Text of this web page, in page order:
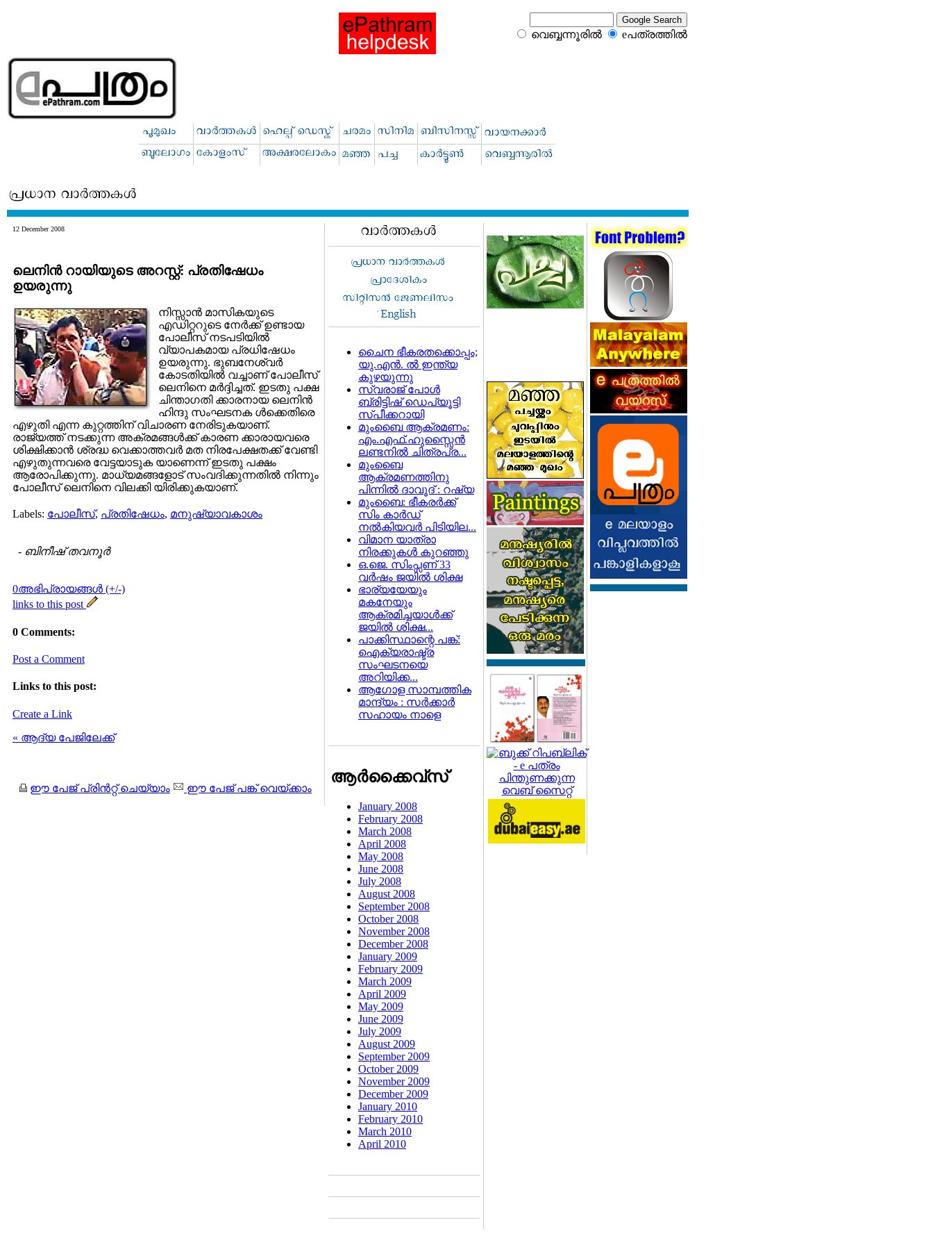
വെബ്ബന്നൂരില്‍ eപത്രത്തില്‍
12 December 2008
ലെനിന്‍ റായിയുടെ അറസ്റ്റ്: പ്രതിഷേധം
ഉയരുന്നു
നിസ്സാന്‍ മാസികയുടെ
എഡിറ്ററുടെ നേര്‍ക്ക് ഉണ്ടായ
പോലീസ് നടപടിയില്‍
വ്യാപകമായ പ്രധിഷേധം
ഉയരുന്നു. ഭുബനേശ്വര്‍
കോടതിയില്‍ വച്ചാണ് പോലീസ്
ലെനിനെ മര്‍ദ്ദിച്ചത്. ഇടതു പക്ഷ
ചിന്താഗതി ക്കാരനായ ലെനിന്‍
ഹിന്ദു സംഘടനക ള്‍ക്കെതിരെ
എഴുതി എന്ന കുറ്റത്തിന് വിചാരണ നേരിടുകയാണ്.
രാജ്യത്ത് നടക്കുന്ന അക്രമങ്ങള്‍ക്ക് കാരണ ക്കാരാ‍യവരെ
ശിക്ഷിക്കാന്‍ ശ്രദ്ധ വെക്കാത്തവര്‍ മത നിരപേക്ഷതക്ക് വേണ്ടി
എഴുതുന്നവരെ വേട്ടയാടുക യാണെന്ന് ഇടതു പക്ഷം
ആരോപിക്കുന്നു. മാധ്യമങ്ങളോട് സംവദിക്കുന്നതില്‍ നിന്നും
പോലീസ് ലെനിനെ വിലക്കി യിരിക്കുകയാണ്.
Labels: പോലീസ്, പ്രതിഷേധം, മനുഷ്യാവകാശം
- ബിനീഷ് തവനൂര്‍
0അഭിപ്രായങ്ങള്‍ (+/-)
links to this post
0 Comments:
Post a Comment
Links to this post:
Create a Link
« ആദ്യ പേജിലേക്ക്
ഈ പേജ് പ്രിന്‍റ്റ് ചെയ്യാം ഈ പേജ് പങ്ക് വെയ്ക്കാം
ചൈന ഭീകരതക്കൊപ്പം;
യു.എന്‍. ല്‍ ഇന്ത്യ
കുഴയുന്നു
സ്വരാജ് പോള്‍
ബ്രിട്ടിഷ് ഡെപ്യൂട്ടി
സ്പീക്കറായി
മുംബൈ ആക്രമണം:
എം.എഫ്.ഹുസ്സൈന്‍
ലണ്ടനില്‍ ചിത്രപ്ര...
മുംബൈ
ആക്രമണത്തിനു
പിന്നില്‍ ദാവൂദ് : റഷ്യ
മുംബൈ: ഭീകരര്‍ക്ക്
സിം കാര്‍ഡ്
നല്‍കിയവര്‍ പിടിയില...
വിമാന യാത്രാ
നിരക്കുകള്‍ കുറഞ്ഞു
ഒ.ജെ. സിം‌പ്സണ് 33
വര്‍ഷം ജയില്‍ ശിക്ഷ
ഭാര്യയേയും
മകനേയും
ആക്രമിച്ചയാള്‍ക്ക്
ജയില്‍ ശിക്ഷ...
പാക്കിസ്ഥാന്റെ പങ്ക്:
ഐക്യരാഷ്ട്ര
സംഘടനയെ
അറിയിക്ക...
ആഗോള സാമ്പത്തിക
മാന്ദ്യം : സര്‍ക്കാര്‍
സഹായം നാളെ
ആര്‍ക്കൈവ്സ്
January 2008
February 2008
March 2008
April 2008
May 2008
June 2008
July 2008
August 2008
September 2008
October 2008
November 2008
December 2008
January 2009
February 2009
March 2009
April 2009
May 2009
June 2009
July 2009
August 2009
September 2009
October 2009
November 2009
December 2009
January 2010
February 2010
March 2010
April 2010